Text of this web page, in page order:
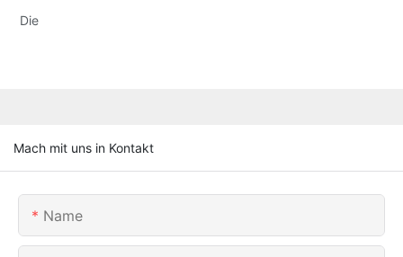
Die
Mach mit uns in Kontakt
Name